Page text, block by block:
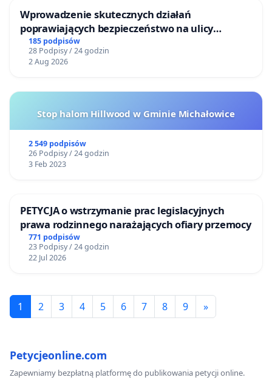
Wprowadzenie skutecznych działań
poprawiających bezpieczeństwo na ulicy
Żeromskiego w Otwocku
185 podpisów
28 Podpisy / 24 godzin
2 Aug 2026
Stop halom Hillwood w Gminie Michałowice
2 549 podpisów
26 Podpisy / 24 godzin
3 Feb 2023
PETYCJA o wstrzymanie prac legislacyjnych
prawa rodzinnego narażających ofiary przemocy
771 podpisów
23 Podpisy / 24 godzin
22 Jul 2026
1 2 3 4 5 6 7 8 9 »
Petycjeonline.com
Zapewniamy bezpłatną platformę do publikowania petycji online.